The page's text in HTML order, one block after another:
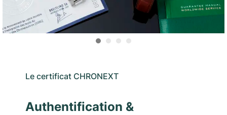
Le certificat CHRONEXT
Authentification &